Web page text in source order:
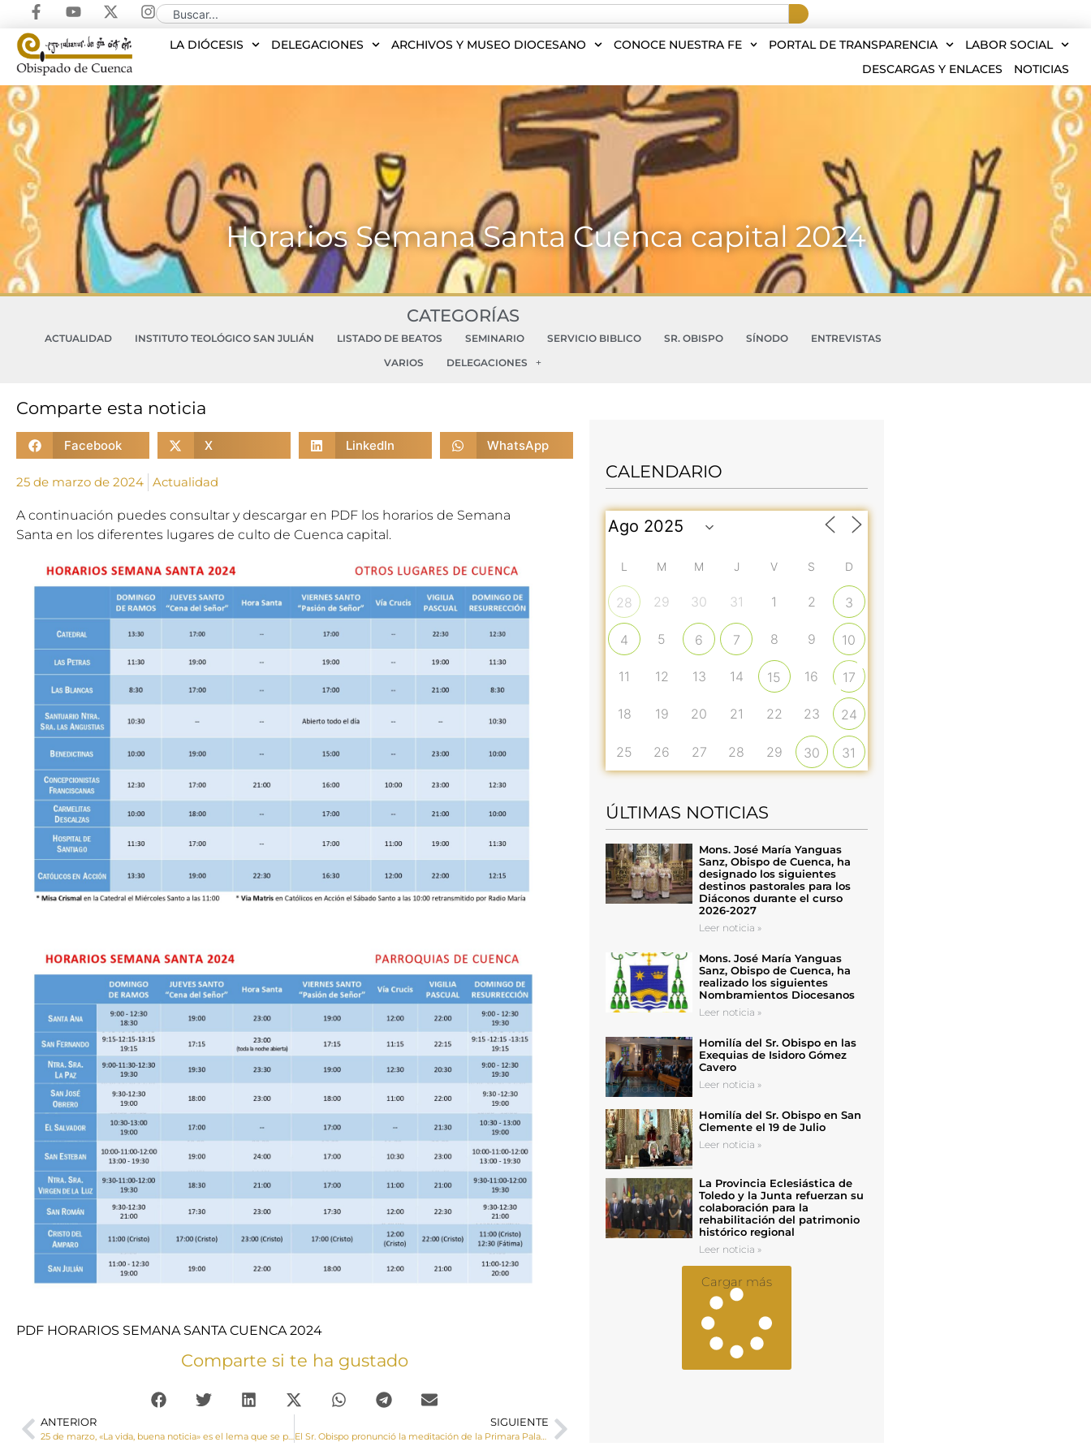
LA DIÓCESIS DELEGACIONES ARCHIVOS Y MUSEO DIOCESANO CONOCE NUESTRA FE PORTAL DE TRANSPARENCIA
LABOR SOCIAL
DESCARGAS Y ENLACES
NOTICIAS
Horarios Semana Santa Cuenca capital 2024
CATEGORÍAS
ACTUALIDAD INSTITUTO TEOLÓGICO SAN JULIÁN LISTADO DE BEATOS SEMINARIO SERVICIO BIBLICO SR. OBISPO SÍNODO
ENTREVISTAS
VARIOS
DELEGACIONES
Comparte esta noticia
Facebook X LinkedIn WhatsApp
25 de marzo de 2024 Actualidad
A continuación puedes consultar y descargar en PDF los horarios de Semana
Santa en los diferentes lugares de culto de Cuenca capital.
PDF HORARIOS SEMANA SANTA CUENCA 2024
Comparte si te ha gustado
ANTERIOR
25 de marzo, «La vida, buena noticia» es el lema que se propone para la Jornada por la Vida 2024
SIGUIENTE
El Sr. Obispo pronunció la meditación de la Primara Palabra en la noche de Lunes Santo en la procesión penitencial del Santísimo Cristo de la Vera Cruz de Cuenca
CALENDARIO
L M M J V S D
28 29 30 31 1 2 3
4 5 6 7 8 9 10
11 12 13 14 15 16 17
18 19 20 21 22 23 24
25 26 27 28 29 30 31
ÚLTIMAS NOTICIAS
Mons. José María Yanguas
Sanz, Obispo de Cuenca, ha
designado los siguientes
destinos pastorales para los
Diáconos durante el curso
2026-2027
Leer noticia »
Mons. José María Yanguas
Sanz, Obispo de Cuenca, ha
realizado los siguientes
Nombramientos Diocesanos
Leer noticia »
Homilía del Sr. Obispo en las
Exequias de Isidoro Gómez
Cavero
Leer noticia »
Homilía del Sr. Obispo en San
Clemente el 19 de Julio
Leer noticia »
La Provincia Eclesiástica de
Toledo y la Junta refuerzan su
colaboración para la
rehabilitación del patrimonio
histórico regional
Leer noticia »
Cargar más